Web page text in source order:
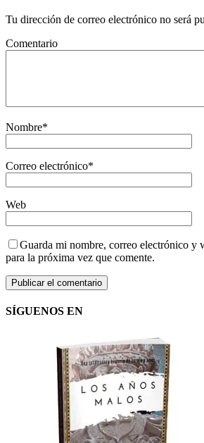
Tu dirección de correo electrónico no será
Comentario
Nombre*
Correo electrónico*
Web
Guarda mi nombre, correo electrónico y
para la próxima vez que comente.
SÍGUENOS EN